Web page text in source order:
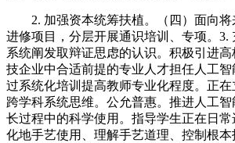
2. 加强资本统筹扶植。（四）面向将
进修项目，分层开展通识培训、专项。3.
系统阐发取辩证思虑的认识。积极引进
技企业中合适前提的专业人才担任人工
过系统化培训提高教师专业化程度。正
跨学科系统思维。公允普惠。推进人工
长过程中的科学使用。指导学生正在日
化地手艺使用、理解手艺道理、控制根